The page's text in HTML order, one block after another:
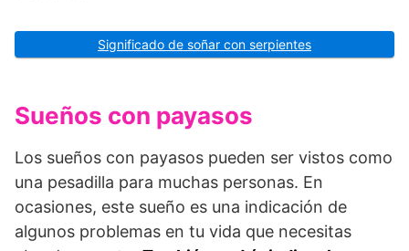
Significado de soñar con serpientes
Sueños con payasos
Los sueños con payasos pueden ser vistos como
una pesadilla para muchas personas. En
ocasiones, este sueño es una indicación de
algunos problemas en tu vida que necesitas